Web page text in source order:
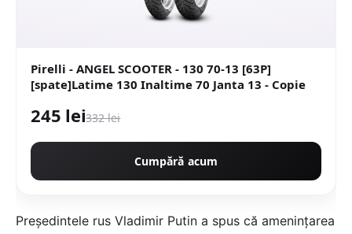
Pirelli - ANGEL SCOOTER - 130 70-13 [63P]
[spate]Latime 130 Inaltime 70 Janta 13 - Copie
245 lei332 lei
Cumpără acum
Președintele rus Vladimir Putin a spus că amenințarea